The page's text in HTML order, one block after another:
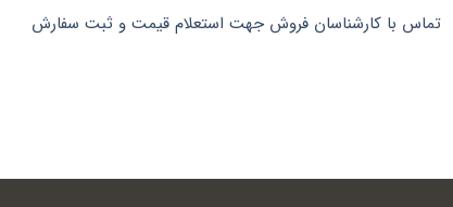
تماس با کارشناسان فروش جهت استعلام قیمت و ثبت سفارش